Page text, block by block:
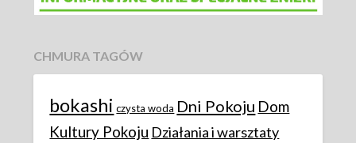
CHMURA TAGÓW
bokashi czysta woda Dni Pokoju Dom
Kultury Pokoju Działania i warsztaty